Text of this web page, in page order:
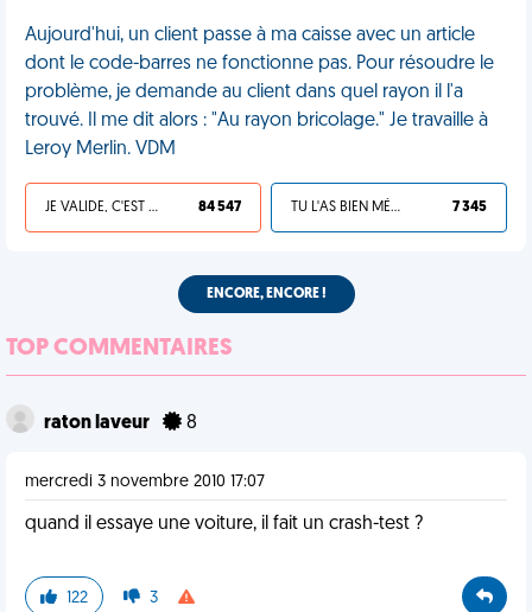
Aujourd'hui, un client passe à ma caisse avec un article
dont le code-barres ne fonctionne pas. Pour résoudre le
problème, je demande au client dans quel rayon il l'a
trouvé. Il me dit alors : "Au rayon bricolage." Je travaille à
Leroy Merlin. VDM
JE VALIDE, C'EST UNE VDM 84 547 TU L'AS BIEN MÉRITÉ 7 345
ENCORE, ENCORE !
TOP COMMENTAIRES
raton laveur 8
mercredi 3 novembre 2010 17:07
quand il essaye une voiture, il fait un crash-test ?
122 3